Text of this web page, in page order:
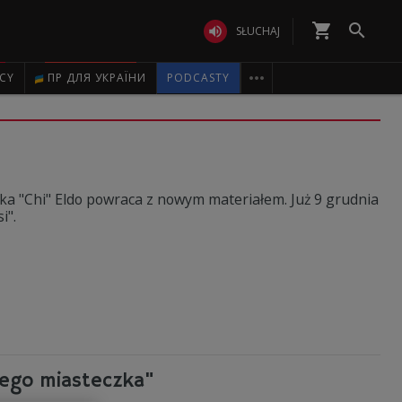
 SŁUCHAJ shopping_cart 
ПР ДЛЯ УКРАЇНИ PODCASTY 
"Chi" Eldo powraca z nowym materiałem. Już 9 grudnia
miasteczka"